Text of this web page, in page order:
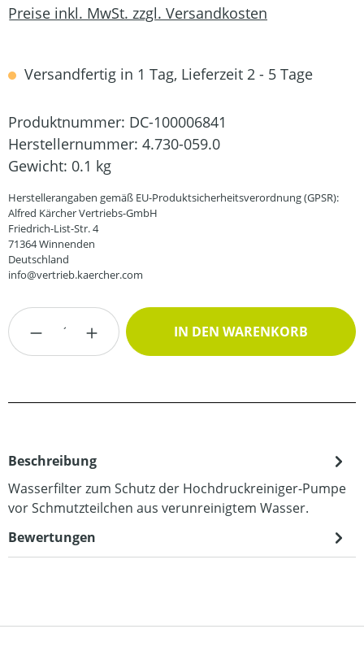
Preise inkl. MwSt. zzgl. Versandkosten
Versandfertig in 1 Tag, Lieferzeit 2 - 5 Tage
Produktnummer: DC-100006841
Herstellernummer: 4.730-059.0
Gewicht: 0.1 kg
Herstellerangaben gemäß EU-Produktsicherheitsverordnung (GPSR):
Alfred Kärcher Vertriebs-GmbH
Friedrich-List-Str. 4
71364 Winnenden
Deutschland
info@vertrieb.kaercher.com
Produkt Anzahl: Gib den gewünschten
IN DEN WARENKORB
Beschreibung
Wasserfilter zum Schutz der Hochdruckreiniger-Pumpe
vor Schmutzteilchen aus verunreinigtem Wasser.
Bewertungen